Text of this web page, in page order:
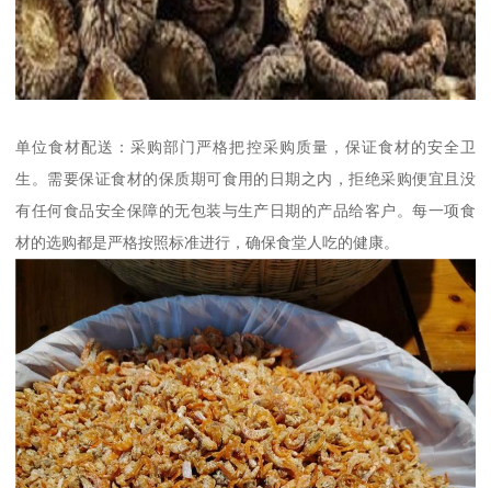
单位食材配送：采购部门严格把控采购质量，保证食材的安全卫
生。需要保证食材的保质期可食用的日期之内，拒绝采购便宜且没
有任何食品安全保障的无包装与生产日期的产品给客户。每一项食
材的选购都是严格按照标准进行，确保食堂人吃的健康。